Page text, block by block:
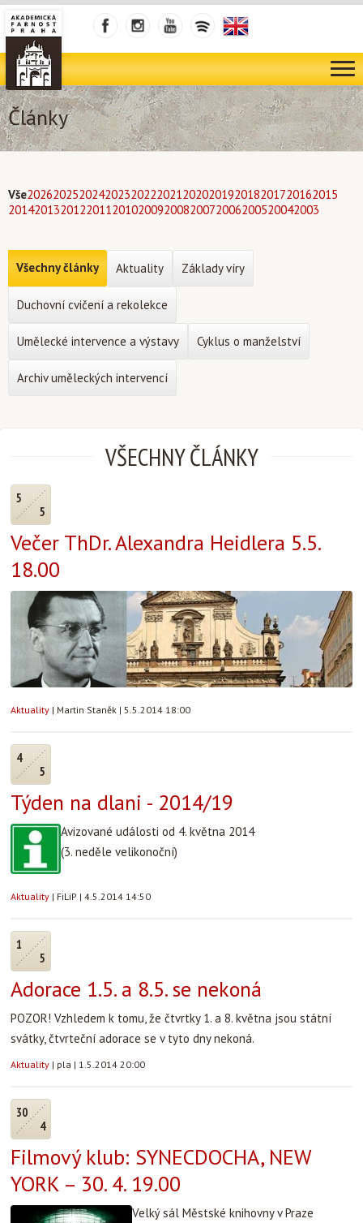
Články
Vše202620252024202320222021202020192018201720162015
201420132012201120102009200820072006200520042003
VŠECHNY ČLÁNKY
5
5
Večer ThDr. Alexandra Heidlera 5.5.
18.00
Aktuality | Martin Staněk | 5.5.2014 18:00
4
5
Týden na dlani - 2014/19
Avizované události od 4. května 2014
(3. neděle velikonoční)
Aktuality | FiLiP | 4.5.2014 14:50
1
5
Adorace 1.5. a 8.5. se nekoná
POZOR! Vzhledem k tomu, že čtvrtky 1. a 8. května jsou státní
svátky, čtvrteční adorace se v tyto dny nekoná.
Aktuality | pla | 1.5.2014 20:00
30
4
Filmový klub: SYNECDOCHA, NEW
YORK – 30. 4. 19.00
Velký sál Městské knihovny v Praze
Všechny články Aktuality Základy víry
Duchovní cvičení a rekolekce
Umělecké intervence a výstavy Cyklus o manželství
Archiv uměleckých intervencí